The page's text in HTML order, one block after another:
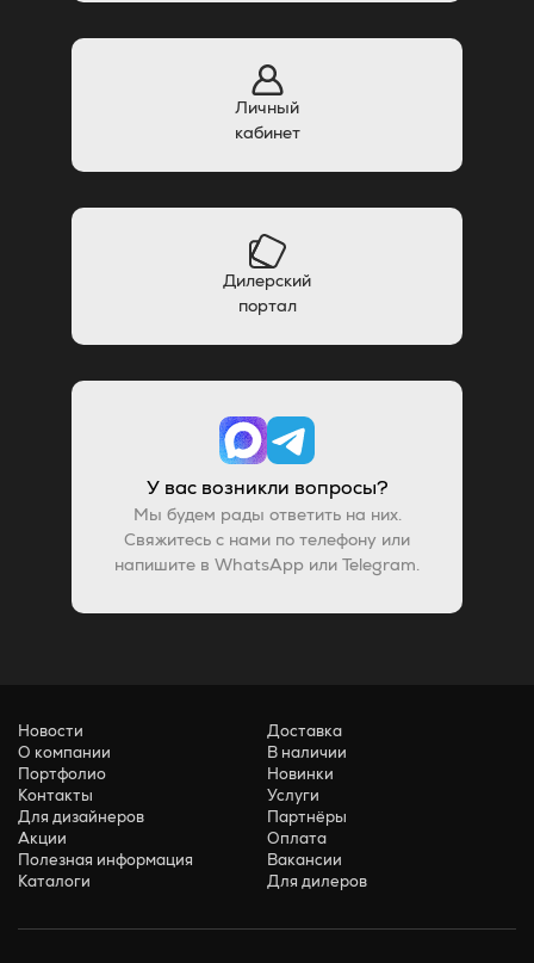
Личный
кабинет
Дилерский
портал
У вас возникли вопросы?
Мы будем рады ответить на них.
Свяжитесь с нами по телефону или
напишите в WhatsApp или Telegram.
Новости
О компании
Портфолио
Контакты
Для дизайнеров
Акции
Полезная информация
Каталоги
Доставка
В наличии
Новинки
Услуги
Партнёры
Оплата
Вакансии
Для дилеров